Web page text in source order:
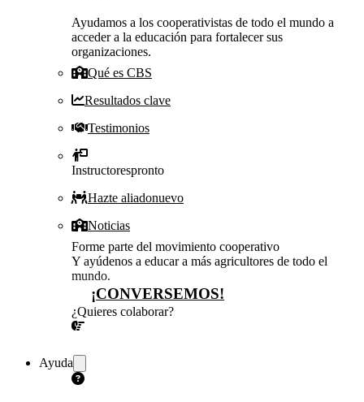
Ayudamos a los cooperativistas de todo el mundo a
acceder a la educación para fortalecer sus
organizaciones.
Qué es CBS
Resultados clave
Testimonios
Instructorespronto
Hazte aliadonuevo
Noticias
Forme parte del movimiento cooperativo
Y ayúdenos a educar a más agricultores de todo el
mundo.
¡CONVERSEMOS!
¿Quieres colaborar?
Ayuda